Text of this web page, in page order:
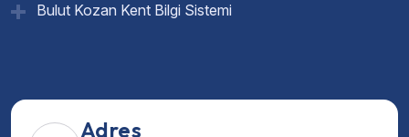
Bulut Kozan Kent Bilgi Sistemi
Adres